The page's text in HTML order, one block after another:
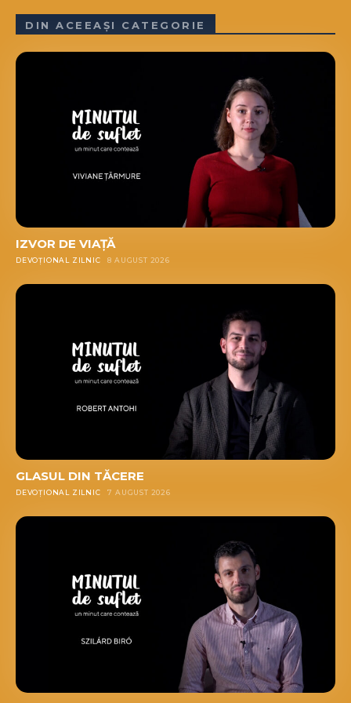
DIN ACEEAȘI CATEGORIE
IZVOR DE VIAȚĂ
DEVOȚIONAL ZILNIC 8 AUGUST 2026
GLASUL DIN TĂCERE
DEVOȚIONAL ZILNIC 7 AUGUST 2026